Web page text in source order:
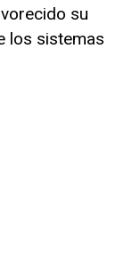
su
los sistemas